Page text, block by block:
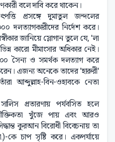
বলে দাবি করে থাকেন।
প্রসঙ্গে দুমাতুল জন্দলের
দলত্যাগকারীদের নির্দেশ করে।
জানিয়ে স্লোগান তুলে যে, 'লা
কারো মীমাংসার অধিকার নেই।
সৈন্য ও সমর্থক দলত্যাগ করে
এজন্য অনেকে তাদের 'হারুরী'
আব্দুল্লাহ-বিন-ওহাবকে নেতা
প্রতারণায় পর্যবসিত হলে
খুঁজে পায় এবং আরও
কুরআন বিরোধী বিবেচনায় তা
কে চাপ সৃষ্টি করে। একপর্যায়ে